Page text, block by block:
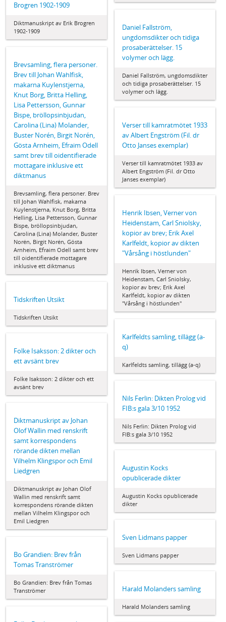
Brogren 1902-1909
Diktmanuskript av Erik Brogren
1902-1909
Daniel Fallström,
ungdomsdikter och tidiga
prosaberättelser. 15
volymer och lägg.
Daniel Fallström, ungdomsdikter
och tidiga prosaberättelser. 15
volymer och lägg.
Brevsamling, flera personer.
Brev till Johan Wahlfisk,
makarna Kuylenstjerna,
Knut Borg, Britta Helling,
Lisa Pettersson, Gunnar
Bispe, bröllopsinbjudan,
Carolina (Lina) Molander,
Buster Norén, Birgit Norén,
Gösta Arnheim, Efraim Odell
samt brev till oidentifierade
mottagare inklusive ett
diktmanus
Brevsamling, flera personer. Brev
till Johan Wahlfisk, makarna
Kuylenstjerna, Knut Borg, Britta
Helling, Lisa Pettersson, Gunnar
Bispe, bröllopsinbjudan,
Carolina (Lina) Molander, Buster
Norén, Birgit Norén, Gösta
Arnheim, Efraim Odell samt brev
till oidentifierade mottagare
inklusive ett diktmanus
Verser till kamratmötet 1933
av Albert Engström (Fil. dr
Otto Janses exemplar)
Verser till kamratmötet 1933 av
Albert Engström (Fil. dr Otto
Janses exemplar)
Henrik Ibsen, Verner von
Heidenstam, Carl Sniolsky,
kopior av brev; Erik Axel
Karlfeldt, kopior av dikten
"Vårsång i höstlunden"
Henrik Ibsen, Verner von
Heidenstam, Carl Sniolsky,
kopior av brev; Erik Axel
Karlfeldt, kopior av dikten
"Vårsång i höstlunden"
Tidskriften Utsikt
Tidskriften Utsikt
Karlfeldts samling, tillägg (a-
q)
Karlfeldts samling, tillägg (a-q)
Folke Isaksson: 2 dikter och
ett avsänt brev
Folke Isaksson: 2 dikter och ett
avsänt brev
Nils Ferlin: Dikten Prolog vid
FIB:s gala 3/10 1952
Nils Ferlin: Dikten Prolog vid
FIB:s gala 3/10 1952
Diktmanuskript av Johan
Olof Wallin med renskrift
samt korrespondens
rörande dikten mellan
Vilhelm Klingspor och Emil
Liedgren
Diktmanuskript av Johan Olof
Wallin med renskrift samt
korrespondens rörande dikten
mellan Vilhelm Klingspor och
Emil Liedgren
Augustin Kocks
opublicerade dikter
Augustin Kocks opublicerade
dikter
Sven Lidmans papper
Sven Lidmans papper
Bo Grandien: Brev från
Tomas Tranströmer
Bo Grandien: Brev från Tomas
Tranströmer
Harald Molanders samling
Harald Molanders samling